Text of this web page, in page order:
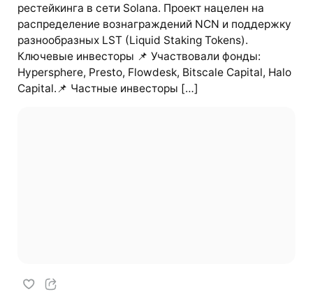
рестейкинга в сети Solana. Проект нацелен на
распределение вознаграждений NCN и поддержку
разнообразных LST (Liquid Staking Tokens).
Ключевые инвесторы 📌 Участвовали фонды:
Hypersphere, Presto, Flowdesk, Bitscale Capital, Halo
Capital.📌 Частные инвесторы […]